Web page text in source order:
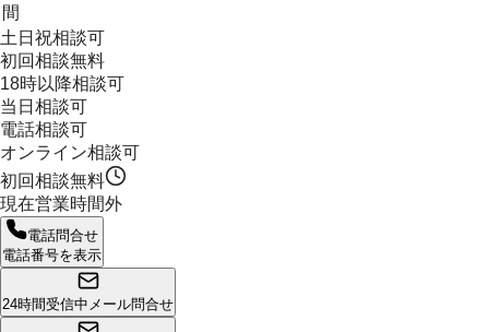
間
土日祝相談可
初回相談無料
18時以降相談可
当日相談可
電話相談可
オンライン相談可
初回相談無料
現在営業時間外
電話問合せ
電話番号を表示
24時間受信中 メール問合せ